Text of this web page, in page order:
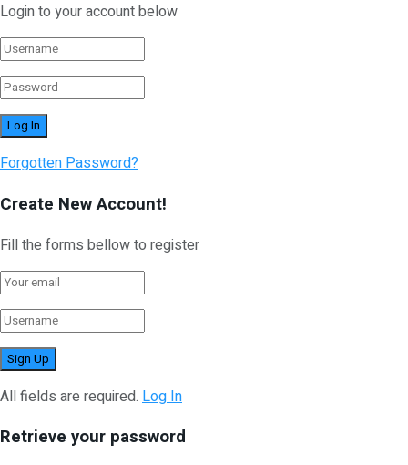
Login to your account below
Forgotten Password?
Create New Account!
Fill the forms bellow to register
All fields are required. Log In
Retrieve your password